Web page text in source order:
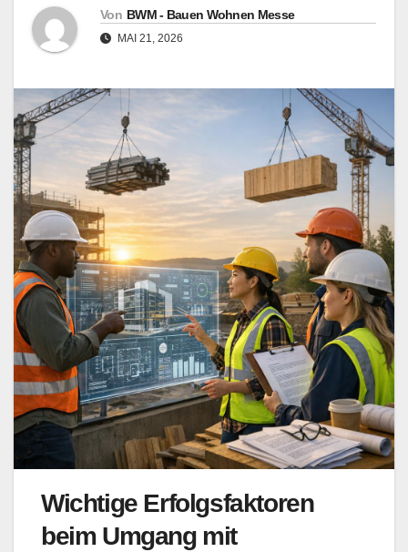
Von BWM - Bauen Wohnen Messe
MAI 21, 2026
Wichtige Erfolgsfaktoren
beim Umgang mit